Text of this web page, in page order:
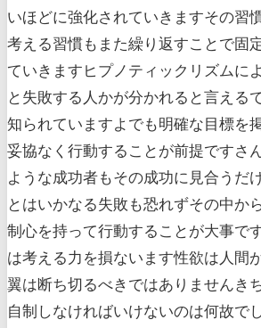
いほどに強化されていきますその習
考える習慣もまた繰り返すことで固
ていきますヒプノティックリズムに
と失敗する人かが分かれると言える
知られていますよでも明確な目標を
妥協なく行動することが前提ですさ
ような成功者もその成功に見合うだ
とはいかなる失敗も恐れずその中か
制心を持って行動することが大事で
は考える力を損ないます性欲は人間
翼は断ち切るべきではありませんき
自制しなければいけないのは何故で